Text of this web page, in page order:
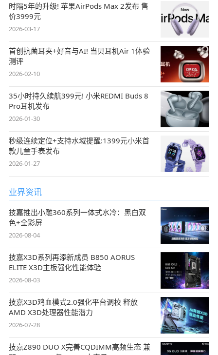
时隔5年的升级! 苹果AirPods Max 2发布 售
价3999元
2026-03-17
首创抗菌耳夹+好音与AI! 当贝耳机Air 1体验
测评
2026-02-10
35小时持久续航399元! 小米REDMI Buds 8
Pro耳机发布
2026-01-30
秒级连续定位+支持水域提醒:1399元小米首
款儿童手表发布
2026-01-27
业界资讯
技嘉推出小雕360系列一体式水冷：黑白双
色+全彩屏
2026-08-04
技嘉X3D系列再添新成员 B850 AORUS
ELITE X3D主板强化性能体验
2026-08-03
技嘉X3D鸡血模式2.0强化平台调校 释放
AMD X3D处理器性能潜力
2026-07-28
技嘉Z890 DUO X完善CQDIMM高频生态 兼